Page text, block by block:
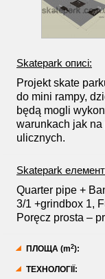
Skatepark описі:
Projekt skate
do mini rampy,
będą mogli
warunkach jak
ulicznych.
Skatepark
Quarter pipe +
3/1 +grindbox 1,
Poręcz prosta –
ПЛОЩА (m2):
ТЕХНОЛОГІЇ: